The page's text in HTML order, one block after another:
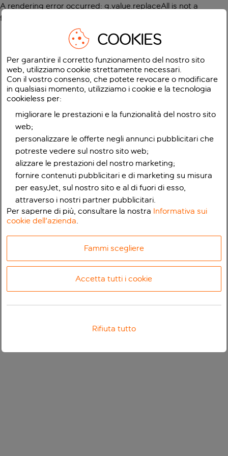
A rendering error occurred: g.value.replaceAll is not a
function
COOKIES
Per garantire il corretto funzionamento del nostro sito
web, utilizziamo cookie strettamente necessari.
Con il vostro consenso, che potete revocare o modificare
in qualsiasi momento, utilizziamo i cookie e la tecnologia
cookieless per:
migliorare le prestazioni e la funzionalità del nostro sito
web;
personalizzare le offerte negli annunci pubblicitari che
potreste vedere sul nostro sito web;
alizzare le prestazioni del nostro marketing;
fornire contenuti pubblicitari e di marketing su misura
per easyJet, sul nostro sito e al di fuori di esso,
attraverso i nostri partner pubblicitari.
Per saperne di più, consultare la nostra Informativa sui
cookie dell'azienda.
Fammi scegliere
Accetta tutti i cookie
Rifiuta tutto